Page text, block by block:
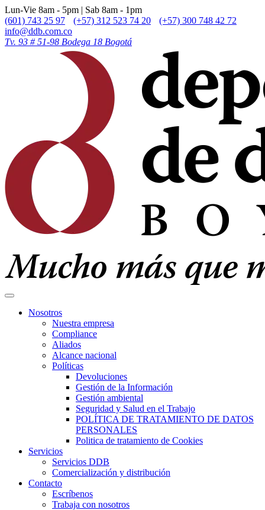
Lun-Vie 8am - 5pm | Sab 8am - 1pm
(601) 743 25 97
(+57) 312 523 74 20
(+57) 300 748 42 72
info@ddb.com.co
Tv. 93 # 51-98 Bodega 18 Bogotá
Nosotros
Nuestra empresa
Compliance
Aliados
Alcance nacional
Políticas
Devoluciones
Gestión de la Información
Gestión ambiental
Seguridad y Salud en el Trabajo
POLÍTICA DE TRATAMIENTO DE DATOS
PERSONALES
Politica de tratamiento de Cookies
Servicios
Servicios DDB
Comercialización y distribución
Contacto
Escríbenos
Trabaja con nosotros